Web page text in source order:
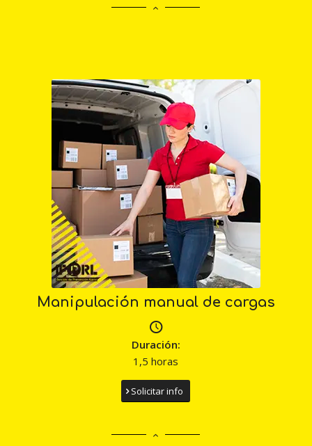
Manipulación manual de cargas
Duración:
1,5 horas
Solicitar info